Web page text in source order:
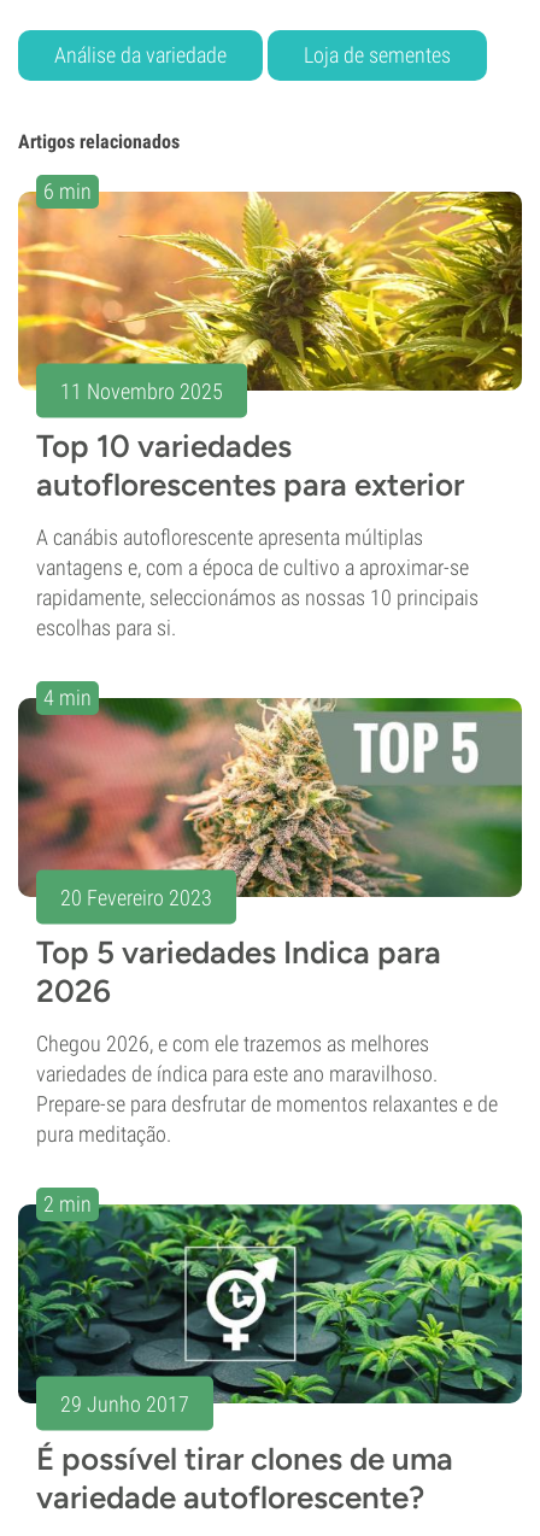
Análise da variedade Loja de sementes
Artigos relacionados
6 min
11 Novembro 2025
Top 10 variedades
autoflorescentes para exterior
A canábis autoflorescente apresenta múltiplas
vantagens e, com a época de cultivo a aproximar-se
rapidamente, seleccionámos as nossas 10 principais
escolhas para si.
4 min
20 Fevereiro 2023
Top 5 variedades Indica para
2026
Chegou 2026, e com ele trazemos as melhores
variedades de índica para este ano maravilhoso.
Prepare-se para desfrutar de momentos relaxantes e de
pura meditação.
2 min
29 Junho 2017
É possível tirar clones de uma
variedade autoflorescente?